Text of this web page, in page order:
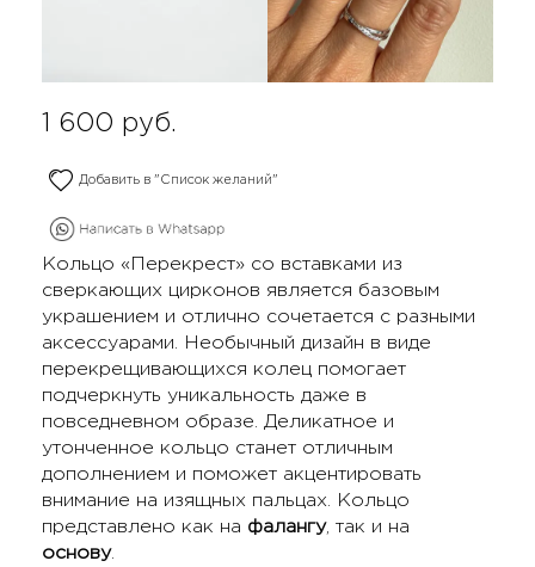
1 600 руб.
Добавить в "Список желаний"
Кольцо «Перекрест» со вставками из
сверкающих цирконов является базовым
украшением и отлично сочетается с разными
аксессуарами. Необычный дизайн в виде
перекрещивающихся колец помогает
подчеркнуть уникальность даже в
повседневном образе. Деликатное и
утонченное кольцо станет отличным
дополнением и поможет акцентировать
внимание на изящных пальцах. Кольцо
представлено как на фалангу, так и на
основу.